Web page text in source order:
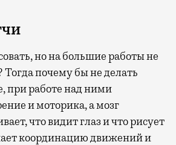
но на большие работы не
Тогда почему бы не делать
при работе над ними
и моторика, а мозг
что видит глаз и что рисует
координацию движений и